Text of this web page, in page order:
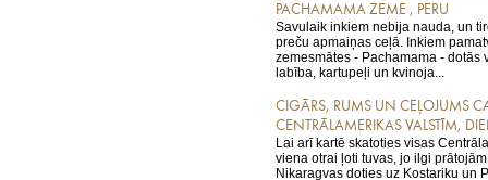
PACHAMAMA ZEME , PERU
Savulaik inkiem nebija nauda, un
preču apmaiņas ceļā. Inkiem
zemesmātes - Pachamama - dotās
labība, kartupeļi un kvinoja...
CIGĀRS, RUMS UN CEĻOJUMS
CENTRĀLAMERIKAS VALSTĪM,
Lai arī kartē skatoties visas
viena otrai ļoti tuvas, jo ilgi
Nikaragvas doties uz Kostariku un